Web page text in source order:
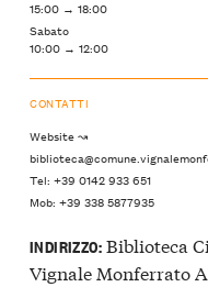
15:00 → 18:00
Sabato
10:00 → 12:00
CONTATTI
Website ↝
Tel: +39 0142 933 651
Mob: +39 338 5877935
INDIRIZZO:Biblioteca
Vignale Monferrato